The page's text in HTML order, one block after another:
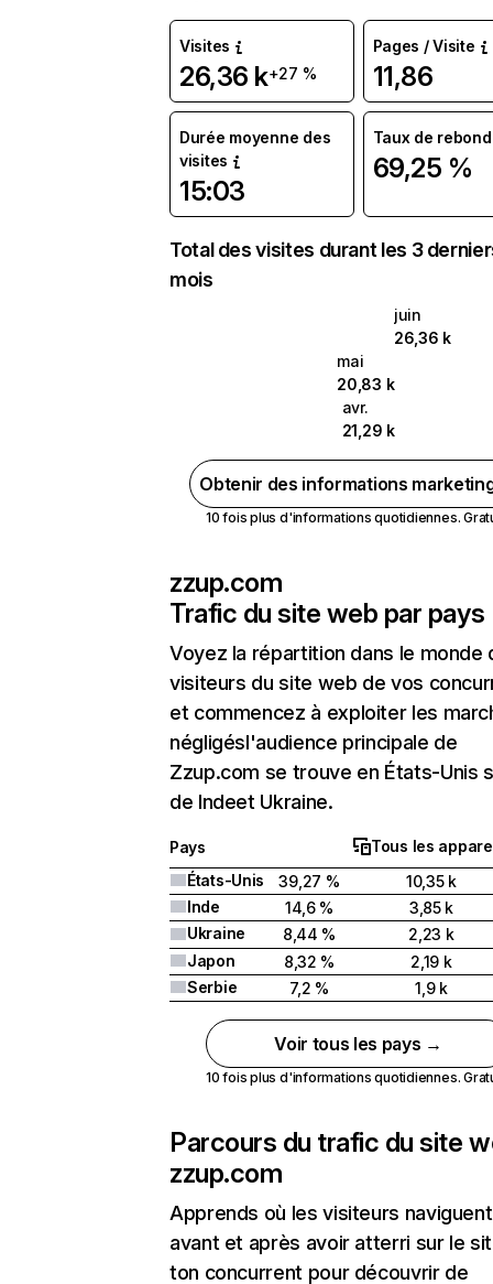
Visites
26,36 k+27 %
Pages / Visite
11,86
Durée moyenne des
visites
15:03
Taux de rebond
69,25 %
Total des visites durant les 3
mois
juin
26,36 k
mai
20,83 k
avr.
21,29 k
Obtenir des informations
10 fois plus d'informations quotidiennes.
zzup.com
Trafic du site web par pays
Voyez la répartition dans le monde
visiteurs du site web de vos
et commencez à exploiter les
négligésl'audience principale de
Zzup.com se trouve en États-Unis
de Indeet Ukraine.
Pays
Tous les
États-Unis
39,27 %
10,35 k
Inde
14,6 %
3,85 k
Ukraine
8,44 %
2,23 k
Japon
8,32 %
2,19 k
Serbie
7,2 % 1,9 k
Voir tous les pays →
10 fois plus d'informations quotidiennes.
Parcours du trafic du site
zzup.com
Apprends où les visiteurs naviguent
avant et après avoir atterri sur le
ton concurrent pour découvrir de